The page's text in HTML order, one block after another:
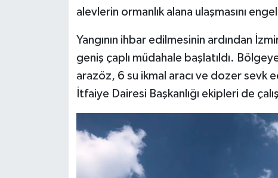
alevlerin ormanlık alana ulaşmasını
Yangının ihbar edilmesinin ardından
geniş çaplı müdahale başlatıldı.
arazöz, 6 su ikmal aracı ve dozer sevk
İtfaiye Dairesi Başkanlığı ekipleri de